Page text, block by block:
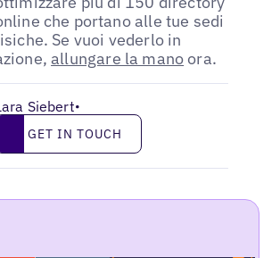
che portano alle tue sedi
Se vuoi vederlo in
allungare la mano ora.
Siebert•
in touch
GET IN TOUCH